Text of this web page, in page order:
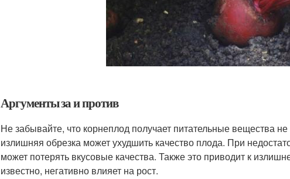
Аргументы за и против
Не забывайте, что корнеплод получает питательные вещества
излишняя обрезка может ухудшить качество плода. При
может потерять вкусовые качества. Также это приводит к
известно, негативно влияет на рост.